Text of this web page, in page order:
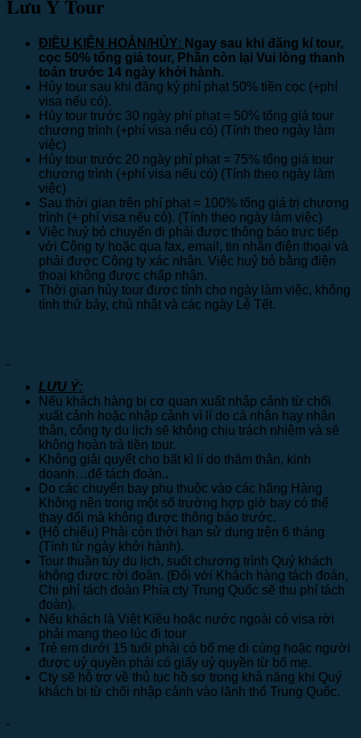
Lưu Ý Tour
ĐIỀU KIỆN HOÀN/HỦY: Ngay sau khi đăng kí tour,
cọc 50% tổng giá tour, Phần còn lại Vui lòng thanh
toán trước 14 ngày khởi hành.
Hủy tour sau khi đăng ký phí phạt 50% tiền cọc (+phí
visa nếu có).
Hủy tour trước 30 ngày phí phạt = 50% tổng giá tour
chương trình (+phí visa nếu có) (Tính theo ngày làm
việc)
Hủy tour trước 20 ngày phí phạt = 75% tổng giá tour
chương trình (+phí visa nếu có) (Tính theo ngày làm
việc)
Sau thời gian trên phí phạt = 100% tổng giá trị chương
trình (+ phí visa nếu có). (Tính theo ngày làm việc)
Việc huỷ bỏ chuyến đi phải được thông báo trực tiếp
với Công ty hoặc qua fax, email, tin nhắn điện thoại và
phải được Công ty xác nhận. Việc huỷ bỏ bằng điện
thoại không được chấp nhận.
Thời gian hủy tour được tính cho ngày làm việc, không
tính thứ bảy, chủ nhật và các ngày Lễ Tết.
LƯU Ý:
Nếu khách hàng bị cơ quan xuất nhập cảnh từ chối
xuất cảnh hoặc nhập cảnh vì lí do cá nhân hay nhân
thân, công ty du lịch sẽ không chịu trách nhiệm và sẽ
không hoàn trả tiền tour.
Không giải quyết cho bất kì lí do thăm thân, kinh
doanh…để tách đoàn..
Do các chuyến bay phụ thuộc vào các hãng Hàng
Không nên trong một số trường hợp giờ bay có thể
thay đổi mà không được thông báo trước.
(Hộ chiếu) Phải còn thời hạn sử dụng trên 6 tháng
(Tính từ ngày khởi hành).
Tour thuần túy du lịch, suốt chương trình Quý khách
không được rời đoàn. (Đối với Khách hàng tách đoàn,
Chi phí tách đoàn Phía cty Trung Quốc sẽ thu phí tách
đoàn).
Nếu khách là Việt Kiều hoặc nước ngoài có visa rời
phải mang theo lúc đi tour
Trẻ em dưới 15 tuổi phải có bố mẹ đi cùng hoặc người
được uỷ quyền phải có giấy uỷ quyền từ bố mẹ.
Cty sẽ hỗ trợ về thủ tục hồ sơ trong khả năng khi Quý
khách bị từ chối nhập cảnh vào lãnh thổ Trung Quốc.